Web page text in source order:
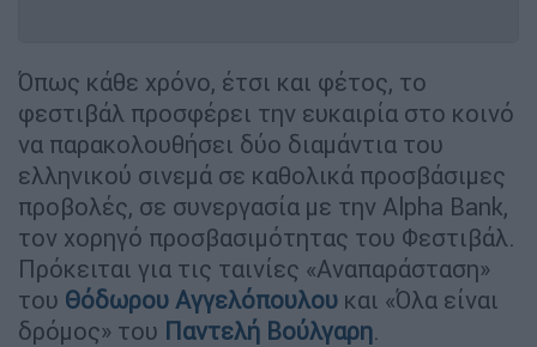
Όπως κάθε χρόνο, έτσι και φέτος, το
φεστιβάλ προσφέρει την ευκαιρία στο κοινό
να παρακολουθήσει δύο διαμάντια του
ελληνικού σινεμά σε καθολικά προσβάσιμες
προβολές, σε συνεργασία με την Alpha Bank,
τον χορηγό προσβασιμότητας του Φεστιβάλ.
Πρόκειται για τις ταινίες «Αναπαράσταση»
του Θόδωρου Αγγελόπουλου και «Όλα είναι
δρόμος» του Παντελή Βούλγαρη.